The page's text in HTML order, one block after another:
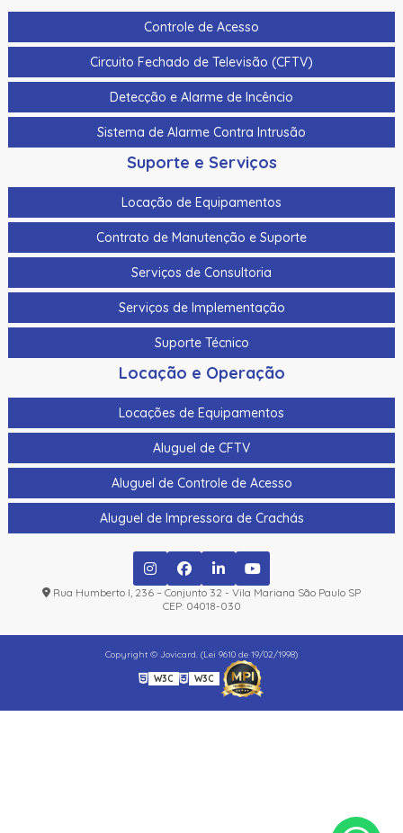
Controle de Acesso
Circuito Fechado de Televisão (CFTV)
Detecção e Alarme de Incêncio
Sistema de Alarme Contra Intrusão
Suporte e Serviços
Locação de Equipamentos
Contrato de Manutenção e Suporte
Serviços de Consultoria
Serviços de Implementação
Suporte Técnico
Locação e Operação
Locações de Equipamentos
Aluguel de CFTV
Aluguel de Controle de Acesso
Aluguel de Impressora de Crachás
Rua Humberto I, 236 – Conjunto 32 - Vila Mariana São Paulo SP
CEP: 04018-030
Copyright © Jovicard. (Lei 9610 de 19/02/1998)
W3C W3C